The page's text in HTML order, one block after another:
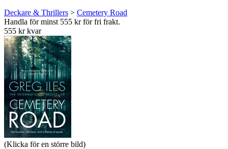
Deckare & Thrillers > Cemetery Road
Handla för minst 555 kr för fri frakt.
555 kr kvar
(Klicka för en större bild)